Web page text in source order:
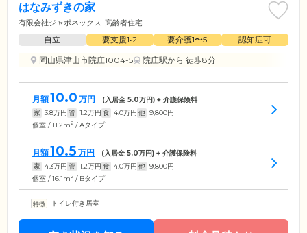
はなみずきの家
有限会社ジャポネックス 高齢者住宅
自立 要支援1•2 要介護1〜5
認知症可
岡山県津山市院庄1004-5
院庄駅から 徒歩8分
月額10.0 万円 (入居金 5.0万円) + 介護保険料
家 3.8万円 管 1.2万円 食 4.0万円 他 9,800円
個室 / 11.2m2 / Aタイプ
月額10.5 万円 (入居金 5.0万円) + 介護保険料
家 4.3万円 管 1.2万円 食 4.0万円 他 9,800円
個室 / 16.1m2 / Bタイプ
トイレ付き居室